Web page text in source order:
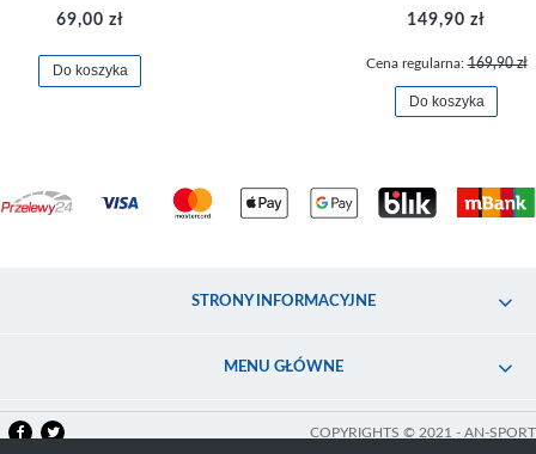
69,00 zł
Do koszyka
149,90 zł
Cena regularna:169,90 zł
Do koszyka
STRONY INFORMACYJNE
MENU GŁÓWNE
COPYRIGHTS © 2021 - AN-SPORT